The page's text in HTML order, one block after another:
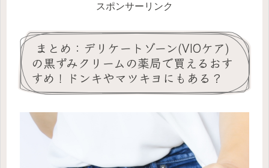
スポンサーリンク
まとめ：デリケートゾーン(VIOケア)
の黒ずみクリームの薬局で買えるおす
すめ！ドンキやマツキヨにもある？